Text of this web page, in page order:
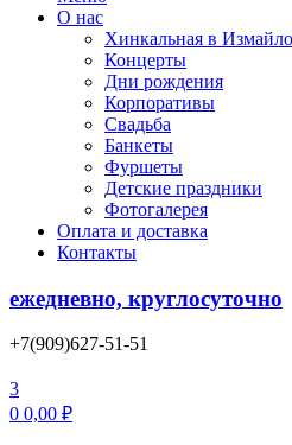
О нас
Хинкальная в
Концерты
Дни рождения
Корпоративы
Свадьба
Банкеты
Фуршеты
Детские праздники
Фотогалерея
Оплата и доставка
Контакты
ежедневно, круглосуточно
+7(909)627-51-51
3
0 0,00 ₽